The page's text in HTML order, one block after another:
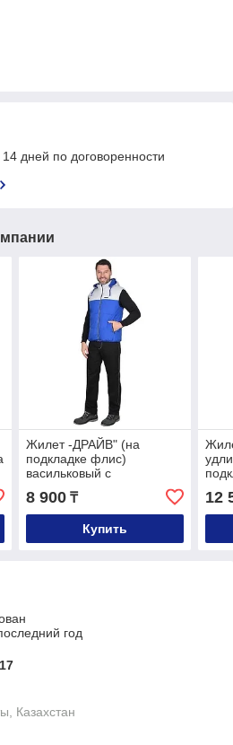
дней по договоренности
Жилет -ДРАЙВ" (на
подкладке флис)
васильковый с
жемчужным
8 900₸
Купить
12
год
Казахстан